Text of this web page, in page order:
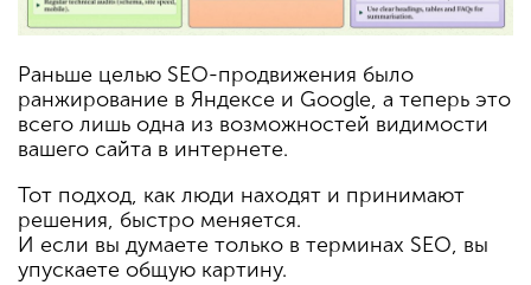
Раньше целью SEO-продвижения было
ранжирование в Яндексе и Google, а теперь это
всего лишь одна из возможностей видимости
вашего сайта в интернете.
Тот подход, как люди находят и принимают
решения, быстро меняется.
И если вы думаете только в терминах SEO, вы
упускаете общую картину.